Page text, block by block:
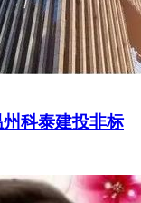
科泰建投非标